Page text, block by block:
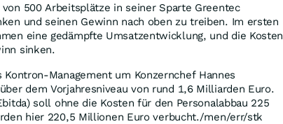
500 Arbeitsplätze in seiner Sparte Greentec
und seinen Gewinn nach oben zu treiben. Im ersten
eine gedämpfte Umsatzentwicklung, und die Kosten
sinken.
Management um Konzernchef Hannes
dem Vorjahresniveau von rund 1,6 Milliarden Euro.
soll ohne die Kosten für den Personalabbau 225
hier 220,5 Millionen Euro verbucht./men/err/stk